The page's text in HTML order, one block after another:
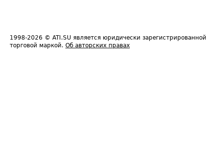
1998-2026 © ATI.SU является юридически зарегистрированной
торговой маркой. Об авторских правах